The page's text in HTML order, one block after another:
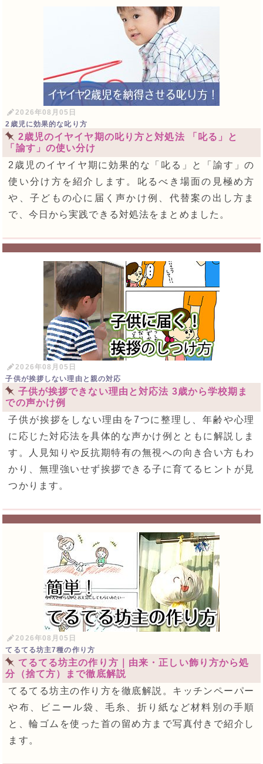
2026年08月05日
2歳児に効果的な叱り方
2歳児のイヤイヤ期の叱り方と対処法 「叱る」と
「諭す」の使い分け
2歳児のイヤイヤ期に効果的な「叱る」と「諭す」の
使い分け方を紹介します。叱るべき場面の見極め方
や、子どもの心に届く声かけ例、代替案の出し方ま
で、今日から実践できる対処法をまとめました。
2026年08月05日
子供が挨拶しない理由と親の対応
子供が挨拶できない理由と対応法 3歳から学校期ま
での声かけ例
子供が挨拶をしない理由を7つに整理し、年齢や心理
に応じた対応法を具体的な声かけ例とともに解説しま
す。人見知りや反抗期特有の無視への向き合い方もわ
かり、無理強いせず挨拶できる子に育てるヒントが見
つかります。
2026年08月05日
てるてる坊主7種の作り方
てるてる坊主の作り方｜由来・正しい飾り方から処
分（捨て方）まで徹底解説
てるてる坊主の作り方を徹底解説。キッチンペーパー
や布、ビニール袋、毛糸、折り紙など材料別の手順
と、輪ゴムを使った首の留め方まで写真付きで紹介し
ます。